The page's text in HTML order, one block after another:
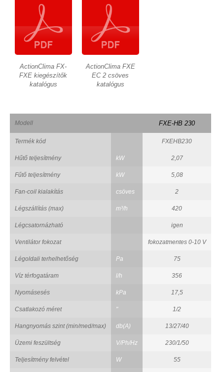
ActionClima FX-
FXE kiegészítők
katalógus
ActionClima FXE
EC 2 csöves
katalógus
Modell FXE-HB 230
Termék kód FXEHB230
Hűtő teljesítmény kW 2,07
Fűtő teljesítmény kW 5,08
Fan-coil kialakítás csöves 2
Légszállítás (max) m³/h 420
Légcsatornázható igen
Ventilátor fokozat fokozatmentes 0-10 V
Légoldali terhelhetőség Pa 75
Víz térfogatáram l/h 356
Nyomásesés kPa 17,5
Csatlakozó méret " 1/2
Hangnyomás szint (min/med/max) db(A) 13/27/40
Üzemi feszültség V/Ph/Hz 230/1/50
Teljesítmény felvétel W 55